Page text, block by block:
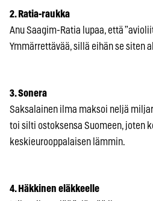
2. Ratia-raukka
Anu Saagim-Ratia lupaa, että
Ymmärrettävää, sillä eihän se siten
3. Sonera
Saksalainen ilma maksoi neljä
toi silti ostoksensa Suomeen, joten
keskieurooppalaisen lämmin.
4. Häkkinen eläkkeelle